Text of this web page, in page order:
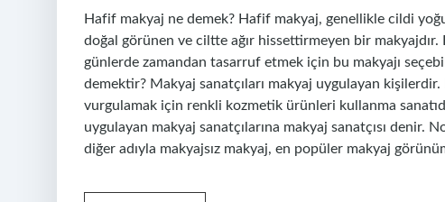
Hafif makyaj ne demek? Hafif makyaj, genellikle cildi
doğal görünen ve ciltte ağır hissettirmeyen bir makyajdır.
günlerde zamandan tasarruf etmek için bu makyajı
demektir? Makyaj sanatçıları makyaj uygulayan
vurgulamak için renkli kozmetik ürünleri kullanma
uygulayan makyaj sanatçılarına makyaj sanatçısı denir.
diğer adıyla makyajsız makyaj, en popüler makyaj